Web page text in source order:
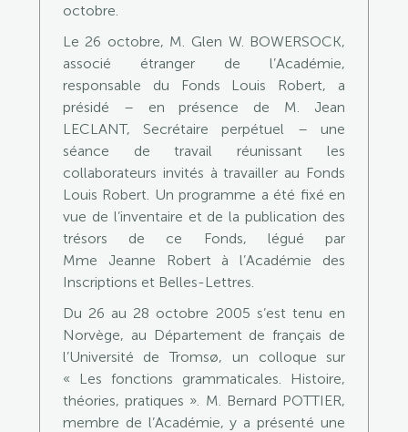
octobre.
Le 26 octobre, M. Glen W. BOWERSOCK,
associé étranger de l’Académie,
responsable du Fonds Louis Robert, a
présidé – en présence de M. Jean
LECLANT, Secrétaire perpétuel – une
séance de travail réunissant les
collaborateurs invités à travailler au Fonds
Louis Robert. Un programme a été fixé en
vue de l’inventaire et de la publication des
trésors de ce Fonds, légué par
Mme Jeanne Robert à l’Académie des
Inscriptions et Belles-Lettres.
Du 26 au 28 octobre 2005 s’est tenu en
Norvège, au Département de français de
l’Université de Tromsø, un colloque sur
« Les fonctions grammaticales. Histoire,
théories, pratiques ». M. Bernard POTTIER,
membre de l’Académie, y a présenté une